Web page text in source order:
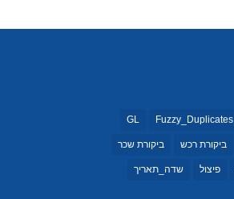
Fuzzy_Duplicates
GL
ביקורת רכש ביקורת שכר
פיצול שדה_תאריך